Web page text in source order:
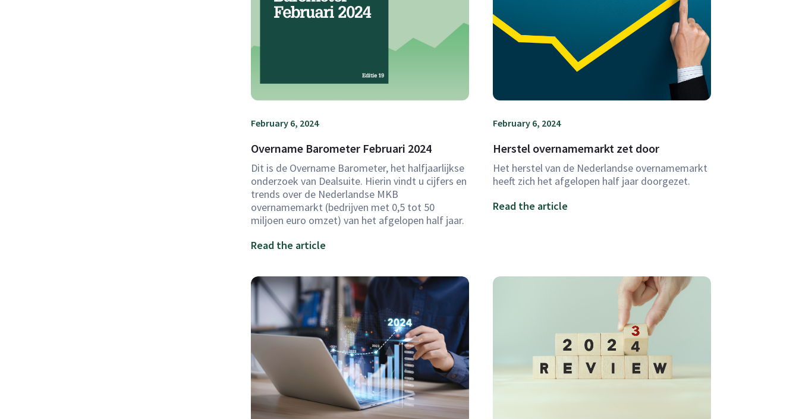
February 6, 2024
Overname Barometer Februari 2024
Dit is de Overname Barometer, het halfjaarlijkse
onderzoek van Dealsuite. Hierin vindt u cijfers en
trends over de Nederlandse MKB
overnamemarkt (bedrijven met 0,5 tot 50
miljoen euro omzet) van het afgelopen half jaar.
Read the article
February 6, 2024
Herstel overnamemarkt zet door
Het herstel van de Nederlandse overnamemarkt
heeft zich het afgelopen half jaar doorgezet.
Read the article